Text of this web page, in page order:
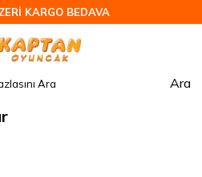
KARGO BEDAVA
Ara